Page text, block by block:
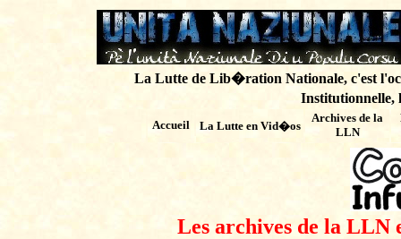
La Lutte de Lib�ration Nationale, c'est
Institutionnelle,
Accueil La Lutte en Vid�os
Archives de la
LLN
Les archives de la LLN